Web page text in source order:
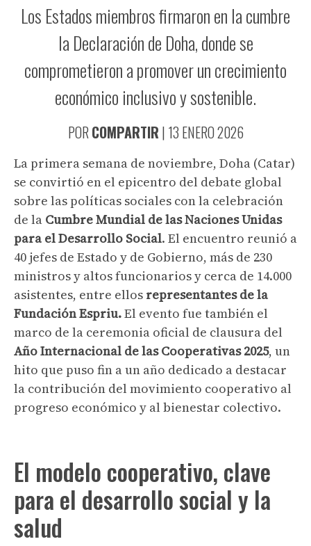
Los Estados miembros firmaron en la cumbre
la Declaración de Doha, donde se
comprometieron a promover un crecimiento
económico inclusivo y sostenible.
PORCOMPARTIR | 13 ENERO 2026
La primera semana de noviembre, Doha (Catar)
se convirtió en el epicentro del debate global
sobre las políticas sociales con la celebración
de la Cumbre Mundial de las Naciones Unidas
para el Desarrollo Social. El encuentro reunió a
40 jefes de Estado y de Gobierno, más de 230
ministros y altos funcionarios y cerca de 14.000
asistentes, entre ellos representantes de la
Fundación Espriu.El evento fue también el
marco de la ceremonia oficial de clausura del
Año Internacional de las Cooperativas 2025, un
hito que puso fin a un año dedicado a destacar
la contribución del movimiento cooperativo al
progreso económico y al bienestar colectivo.
El modelo cooperativo, clave
para el desarrollo social y la
salud